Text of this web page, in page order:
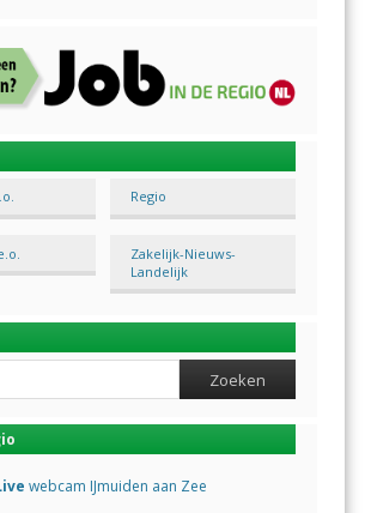
Regio
Zakelijk-Nieuws-
Landelijk
webcam IJmuiden aan Zee